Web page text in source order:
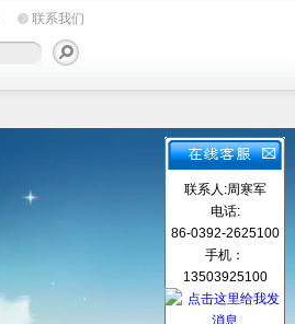
联系我们
联系人:周寒军
电话:
86-0392-2625100
手机：
13503925100